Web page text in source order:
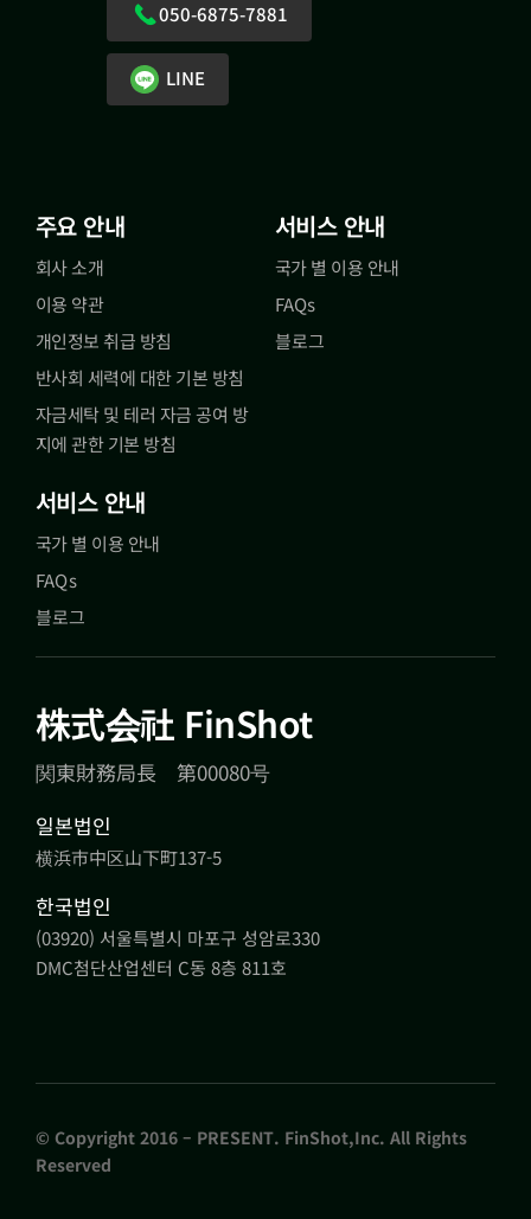
050-6875-7881
LINE
주요 안내
회사 소개
이용 약관
개인정보 취급 방침
반사회 세력에 대한 기본 방침
자금세탁 및 테러 자금 공여 방
지에 관한 기본 방침
서비스 안내
국가 별 이용 안내
FAQs
블로그
서비스 안내
국가 별 이용 안내
FAQs
블로그
株式会社 FinShot
関東財務局長 第00080号
일본법인
横浜市中区山下町137-5
한국법인
(03920) 서울특별시 마포구 성암로330
DMC첨단산업센터 C동 8층 811호
© Copyright 2016 – PRESENT. FinShot,Inc. All Rights
Reserved